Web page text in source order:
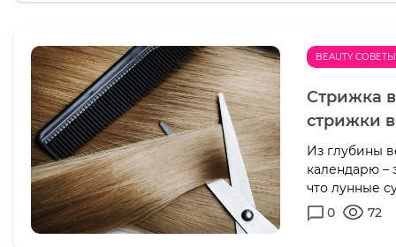
BEAUTY СОВЕТЫ
Стрижка
стрижки
Из глубины
календарю –
что лунные
0
72